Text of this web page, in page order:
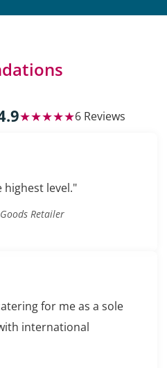
★★★★★6 Reviews
highest level."
Retailer
for me as a sole
international